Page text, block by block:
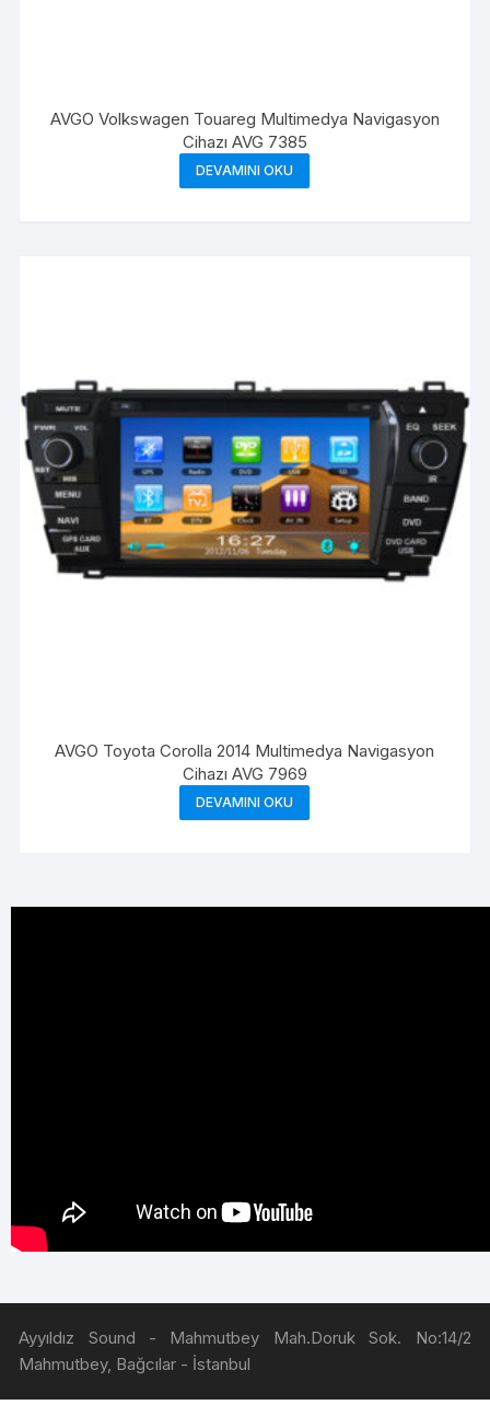
AVGO Volkswagen Touareg Multimedya Navigasyon
Cihazı AVG 7385
DEVAMINI OKU
AVGO Toyota Corolla 2014 Multimedya Navigasyon
Cihazı AVG 7969
DEVAMINI OKU
Ayyıldız Sound - Mahmutbey Mah.Doruk Sok. No:14/2
Mahmutbey, Bağcılar - İstanbul